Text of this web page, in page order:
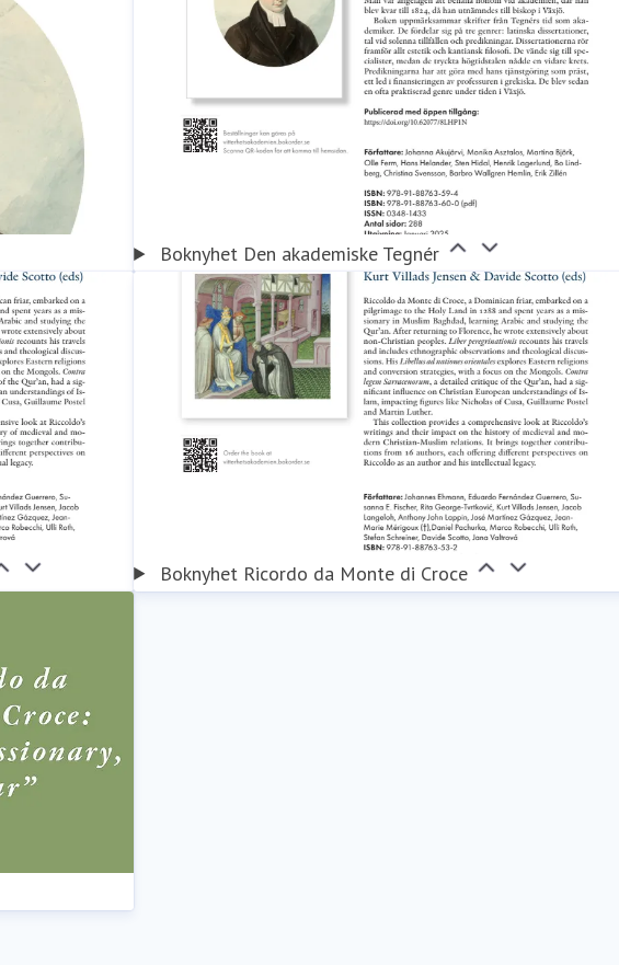
Boknyhet Den akademiske Tegnér
Boknyhet Ricordo da Monte di Croce